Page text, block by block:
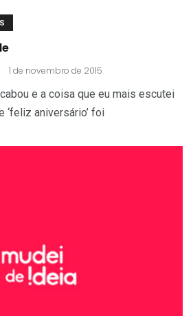
1 de novembro de 2015
e a coisa que eu mais escutei
‘feliz aniversário’ foi